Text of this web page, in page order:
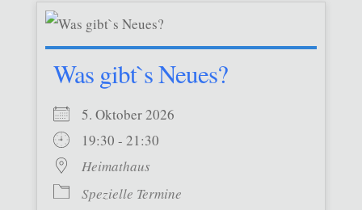
Was gibt`s Neues?
5. Oktober 2026
19:30 - 21:30
Heimathaus
Spezielle Termine